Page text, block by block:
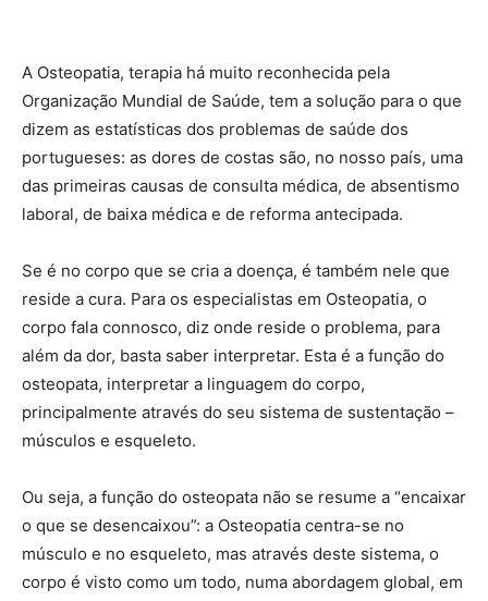
A Osteopatia, terapia há muito reconhecida pela
Organização Mundial de Saúde, tem a solução para o que
dizem as estatísticas dos problemas de saúde dos
portugueses: as dores de costas são, no nosso país, uma
das primeiras causas de consulta médica, de absentismo
laboral, de baixa médica e de reforma antecipada.
Se é no corpo que se cria a doença, é também nele que
reside a cura. Para os especialistas em Osteopatia, o
corpo fala connosco, diz onde reside o problema, para
além da dor, basta saber interpretar. Esta é a função do
osteopata, interpretar a linguagem do corpo,
principalmente através do seu sistema de sustentação –
músculos e esqueleto.
Ou seja, a função do osteopata não se resume a “encaixar
o que se desencaixou”: a Osteopatia centra-se no
músculo e no esqueleto, mas através deste sistema, o
corpo é visto como um todo, numa abordagem global, em